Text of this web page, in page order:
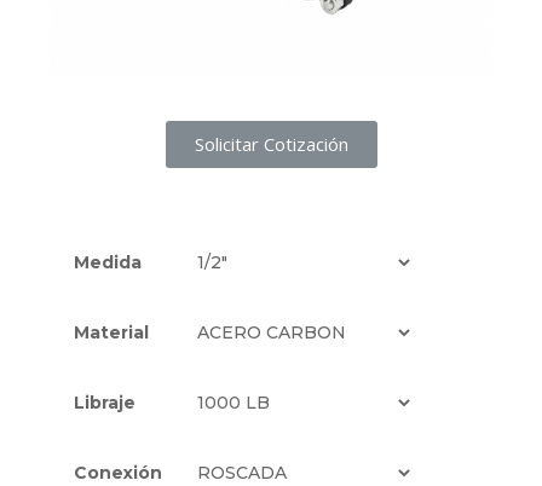
Solicitar Cotización
Medida
Material
Libraje
Conexión